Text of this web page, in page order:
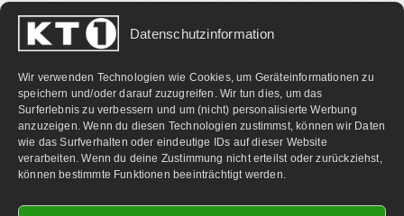
Datenschutzinformation
Wir verwenden Technologien wie Cookies, um Geräteinformationen zu
speichern und/oder darauf zuzugreifen. Wir tun dies, um das
Surferlebnis zu verbessern und um (nicht) personalisierte Werbung
anzuzeigen. Wenn du diesen Technologien zustimmst, können wir Daten
wie das Surfverhalten oder eindeutige IDs auf dieser Website
verarbeiten. Wenn du deine Zustimmung nicht erteilst oder zurückziehst,
können bestimmte Funktionen beeinträchtigt werden.
PARTNERLINKS: